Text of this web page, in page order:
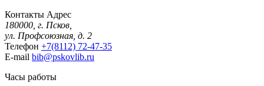
Контакты Адрес
180000, г. Псков,
ул. Профсоюзная, д. 2
Телефон +7(8112) 72-47-35
E-mail bib@pskovlib.ru
Часы работы